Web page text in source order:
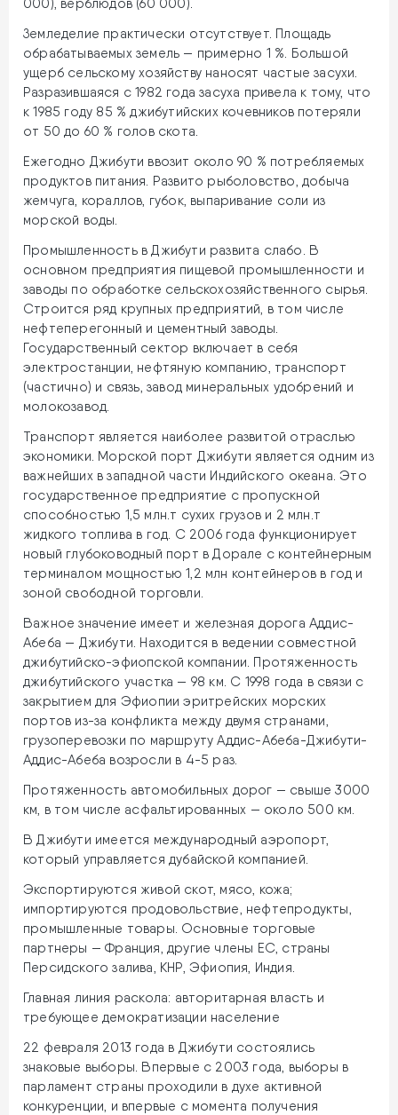
000), верблюдов (60 000).
Земледелие практически отсутствует. Площадь
обрабатываемых земель — примерно 1 %. Большой
ущерб сельскому хозяйству наносят частые засухи.
Разразившаяся с 1982 года засуха привела к тому, что
к 1985 году 85 % джибутийских кочевников потеряли
от 50 до 60 % голов скота.
Ежегодно Джибути ввозит около 90 % потребляемых
продуктов питания. Развито рыболовство, добыча
жемчуга, кораллов, губок, выпаривание соли из
морской воды.
Промышленность в Джибути развита слабо. В
основном предприятия пищевой промышленности и
заводы по обработке сельскохозяйственного сырья.
Cтроится ряд крупных предприятий, в том числе
нефтеперегонный и цементный заводы.
Государственный сектор включает в себя
электростанции, нефтяную компанию, транспорт
(частично) и связь, завод минеральных удобрений и
молокозавод.
Транспорт является наиболее развитой отраслью
экономики. Морской порт Джибути является одним из
важнейших в западной части Индийского океана. Это
государственное предприятие с пропускной
способностью 1,5 млн.т сухих грузов и 2 млн.т
жидкого топлива в год. С 2006 года функционирует
новый глубоководный порт в Дорале с контейнерным
терминалом мощностью 1,2 млн контейнеров в год и
зоной свободной торговли.
Важное значение имеет и железная дорога Аддис-
Абеба — Джибути. Находится в ведении совместной
джибутийско-эфиопской компании. Протяженность
джибутийского участка — 98 км. С 1998 года в связи с
закрытием для Эфиопии эритрейских морских
портов из-за конфликта между двумя странами,
грузоперевозки по маршруту Аддис-Абеба-Джибути-
Аддис-Абеба возросли в 4-5 раз.
Протяженность автомобильных дорог — свыше 3000
км, в том числе асфальтированных — около 500 км.
В Джибути имеется международный аэропорт,
который управляется дубайской компанией.
Экспортируются живой скот, мясо, кожа;
импортируются продовольствие, нефтепродукты,
промышленные товары. Основные торговые
партнеры — Франция, другие члены ЕС, страны
Персидского залива, КНР, Эфиопия, Индия.
Главная линия раскола: авторитарная власть и
требующее демократизации население
22 февраля 2013 года в Джибути состоялись
знаковые выборы. Впервые с 2003 года, выборы в
парламент страны проходили в духе активной
конкуренции, и впервые с момента получения